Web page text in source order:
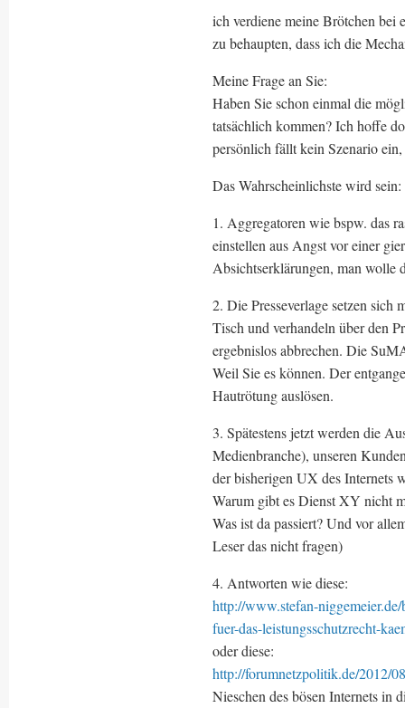
ich verdiene meine Brötchen bei
zu behaupten, dass ich die
Meine Frage an Sie:
Haben Sie schon einmal die
tatsächlich kommen? Ich hoffe
persönlich fällt kein Szenario
Das Wahrscheinlichste wird sein:
1. Aggregatoren wie bspw. das
einstellen aus Angst vor einer
Absichtserklärungen, man wolle
2. Die Presseverlage setzen sich
Tisch und verhandeln über den
ergebnislos abbrechen. Die
Weil Sie es können. Der
Hautrötung auslösen.
3. Spätestens jetzt werden die
Medienbranche), unseren
der bisherigen UX des Internets
Warum gibt es Dienst XY nicht
Was ist da passiert? Und vor
Leser das nicht fragen)
4. Antworten wie diese:
http://www.stefan-
fuer-das-leistungsschutzrecht-
oder diese:
http://forumnetzpolitik.de/2012/
Nieschen des bösen Internets in